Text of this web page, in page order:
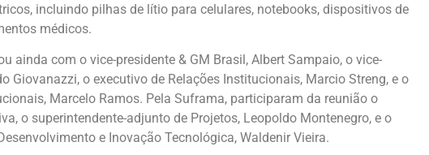
incluindo pilhas de lítio para celulares, notebooks, dispositivos de
médicos.
ainda com o vice-presidente & GM Brasil, Albert Sampaio, o vice-
Giovanazzi, o executivo de Relações Institucionais, Marcio Streng, e o
Marcelo Ramos. Pela Suframa, participaram da reunião o
o superintendente-adjunto de Projetos, Leopoldo Montenegro, e o
e Inovação Tecnológica, Waldenir Vieira.